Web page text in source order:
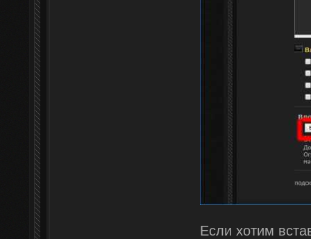
Если хотим